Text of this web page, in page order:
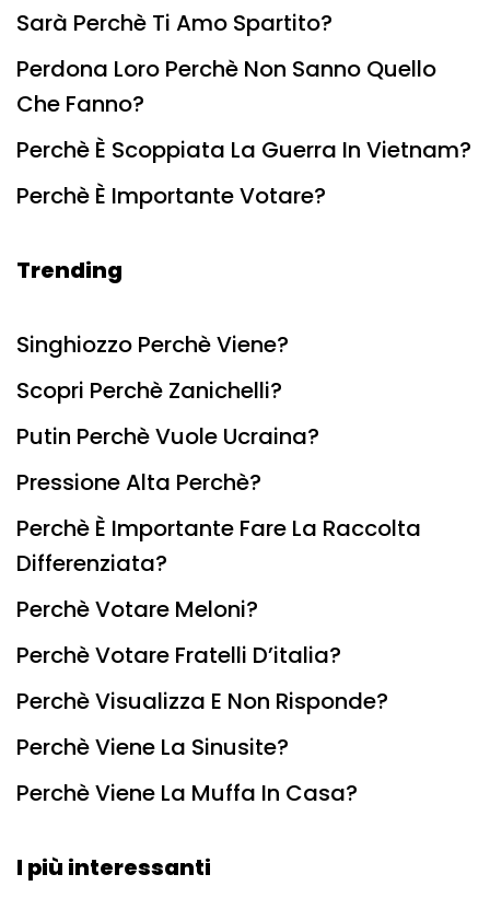
Sarà Perchè Ti Amo Spartito?
Perdona Loro Perchè Non Sanno Quello
Che Fanno?
Perchè È Scoppiata La Guerra In Vietnam?
Perchè È Importante Votare?
Trending
Singhiozzo Perchè Viene?
Scopri Perchè Zanichelli?
Putin Perchè Vuole Ucraina?
Pressione Alta Perchè?
Perchè È Importante Fare La Raccolta
Differenziata?
Perchè Votare Meloni?
Perchè Votare Fratelli D’italia?
Perchè Visualizza E Non Risponde?
Perchè Viene La Sinusite?
Perchè Viene La Muffa In Casa?
I più interessanti